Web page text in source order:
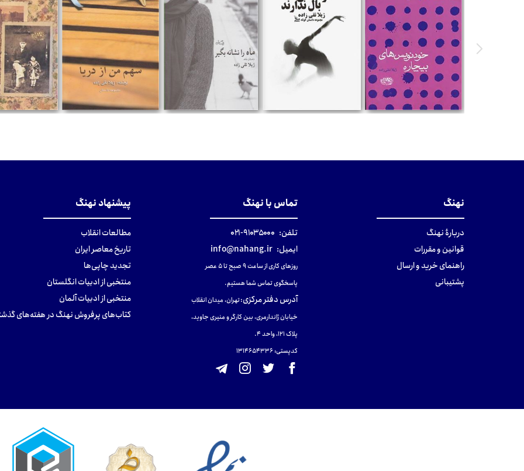
نهنگ
دربارهٔ نهنگ
قوانین و مقررات
راهنمای خرید و ارسال
پشتیبانی
تماس با نهنگ
تلفن: ۹۱۰۳۵۰۰۰-۰۲۱
ایمیل: info@nahang.ir
روزهای کاری از ساعت ۹ صبح تا ۵ عصر
پاسخگوی تماس شما هستیم.
آدرس دفتر مرکزی:تهران، میدان انقلاب
خیابان ژاندارمری، بین کارگر و منیری جاوید،
پلاک 121، واحد ۴.
کدپستی: 131465433۶
پیشنهاد نهنگ
مطالعات انقلاب
تاریخ معاصر ایران
تجدید چاپی‌ها
منتخبی از ادبیات انگلستان
منتخبی از ادبیات آلمان
کتاب‌های پرفروش نهنگ در هفته‌های